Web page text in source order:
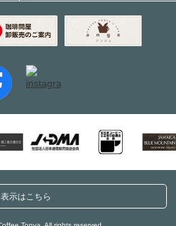
示はこちら